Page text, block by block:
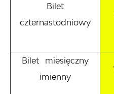
Bilet
czternastodniowy
Bilet miesięczny
imienny